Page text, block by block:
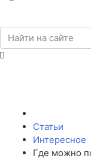
Статьи
Интересное
Где можно